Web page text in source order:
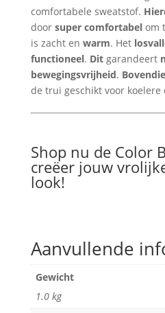
comfortabele sweatstof.
door super comfortabelom
is zacht en warm. Het
functioneel. Ditgarandeert
bewegingsvrijheid.
de trui geschikt voor koelere
Shop nu de Color
creëer jouw
look!
Aanvullende
Gewicht
1.0 kg